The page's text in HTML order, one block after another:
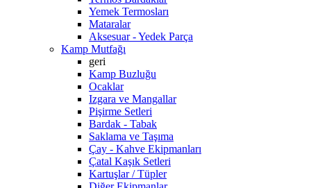
Yemek Termosları
Mataralar
Aksesuar - Yedek Parça
Kamp Mutfağı
geri
Kamp Buzluğu
Ocaklar
Izgara ve Mangallar
Pişirme Setleri
Bardak - Tabak
Saklama ve Taşıma
Çay - Kahve Ekipmanları
Çatal Kaşık Setleri
Kartuşlar / Tüpler